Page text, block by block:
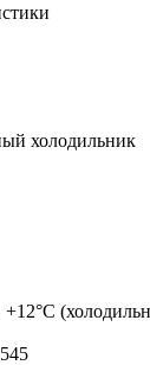
холодильник